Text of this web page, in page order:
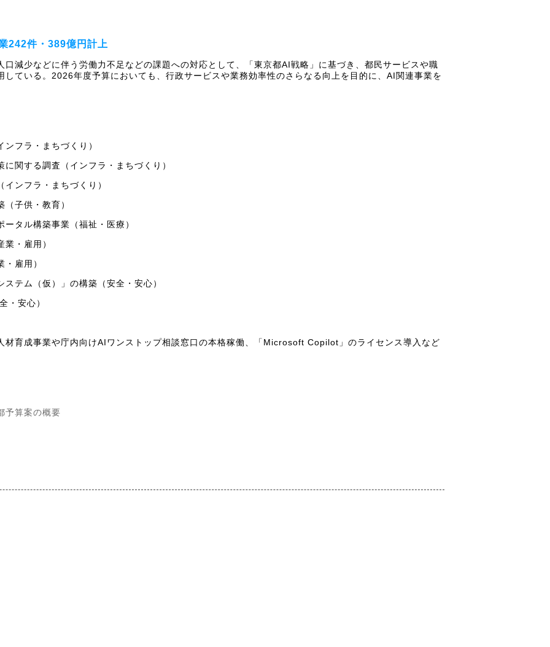
242件・389億円計上
減少などに伴う労働力不足などの課題への対応として、「東京都AI戦略」に基づき、都民サービスや職
している。2026年度予算においても、行政サービスや業務効率性のさらなる向上を目的に、AI関連事業を
フラ・まちづくり）
関する調査（インフラ・まちづくり）
ンフラ・まちづくり）
子供・教育）
タル構築事業（福祉・医療）
・雇用）
雇用）
テム（仮）」の構築（安全・安心）
・安心）
材育成事業や庁内向けAIワンストップ相談窓口の本格稼働、「Microsoft Copilot」のライセンス導入など
予算案の概要